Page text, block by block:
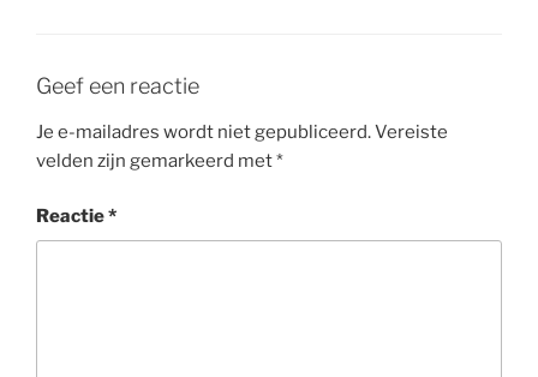
Geef een reactie
Je e-mailadres wordt niet gepubliceerd.Vereiste
velden zijn gemarkeerd met*
Reactie*